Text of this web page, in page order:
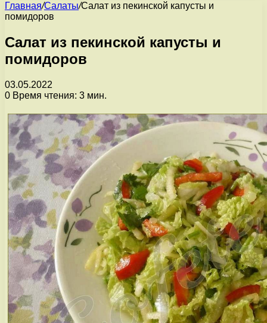
Главная/Салаты/Салат из пекинской капусты и
помидоров
Салат из пекинской капусты и
помидоров
03.05.2022
0 Время чтения: 3 мин.